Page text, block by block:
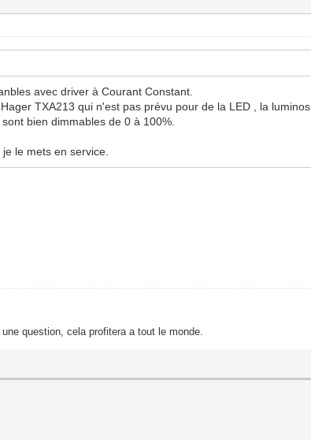
avec driver à Courant Constant.
TXA213 qui n'est pas prévu pour de la LED , la
bien dimmables de 0 à 100%.
le mets en service.
question, cela profitera a tout le monde.